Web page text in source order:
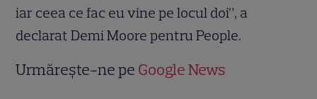
iar ceea ce fac eu vine pe locul doi”, a
declarat Demi Moore pentru People.
Urmărește-ne pe Google News